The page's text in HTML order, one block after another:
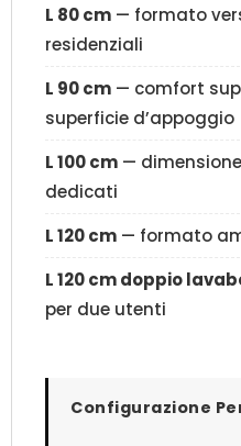
L 80 cm — formato
residenziali
L 90 cm — comfort
superficie d’appoggio
L 100 cm —
dedicati
L 120 cm — formato
L 120 cm doppio
per due utenti
Configurazione